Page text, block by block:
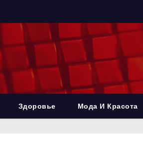
Здоровье Мода И Красота